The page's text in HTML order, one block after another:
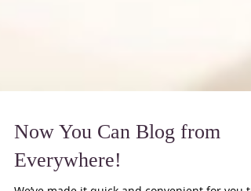
Now You Can Blog from